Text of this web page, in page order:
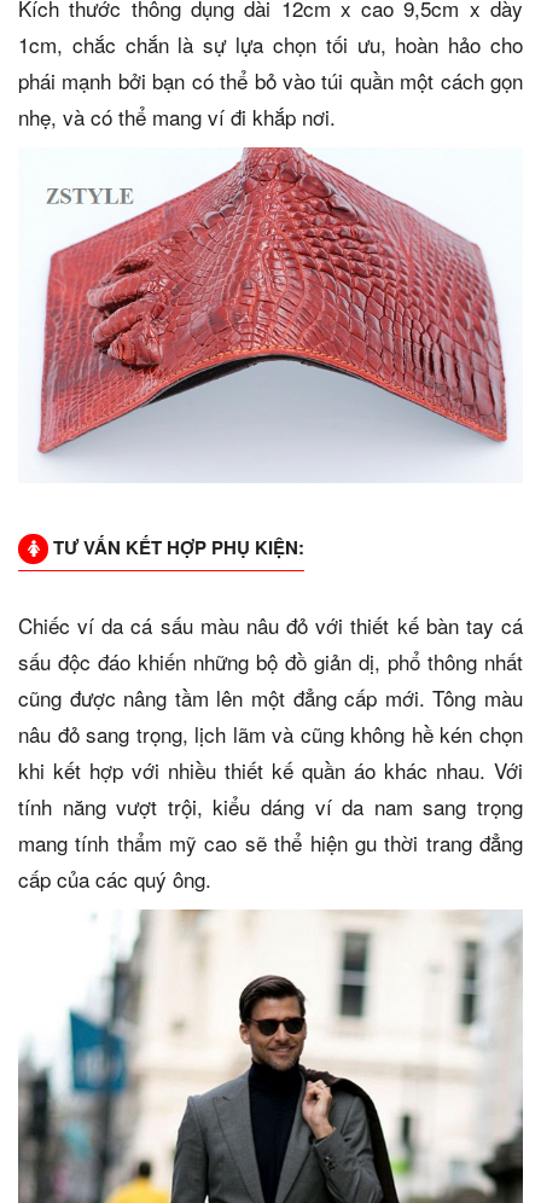
Kích thước thông dụng dài 12cm x cao 9,5cm x dày
1cm, chắc chắn là sự lựa chọn tối ưu, hoàn hảo cho
phái mạnh bởi bạn có thể bỏ vào túi quần một cách gọn
nhẹ, và có thể mang ví đi khắp nơi.
TƯ VẤN KẾT HỢP PHỤ KIỆN:
Chiếc ví da cá sấu màu nâu đỏ với thiết kế bàn tay cá
sấu độc đáo khiến những bộ đồ giản dị, phổ thông nhất
cũng được nâng tầm lên một đẳng cấp mới. Tông màu
nâu đỏ sang trọng, lịch lãm và cũng không hề kén chọn
khi kết hợp với nhiều thiết kế quần áo khác nhau. Với
tính năng vượt trội, kiểu dáng ví da nam sang trọng
mang tính thẩm mỹ cao sẽ thể hiện gu thời trang đẳng
cấp của các quý ông.